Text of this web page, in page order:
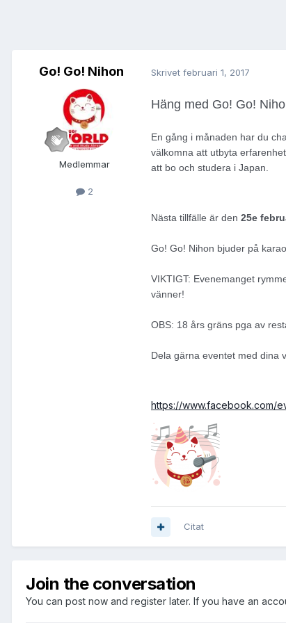
Go! Go! Nihon
Medlemmar
2
Skrivet februari 1, 2017
Häng med Go! Go!
En gång i månaden har du
välkomna att utbyta
att bo och studera i Japan.
Nästa tillfälle är den 25e
Go! Go! Nihon bjuder på
VIKTIGT: Evenemanget
vänner!
OBS: 18 års gräns pga av
Dela gärna eventet med dina
https://www.facebook.com/
Citat
Join the conversation
You can post now and register later. If you have an